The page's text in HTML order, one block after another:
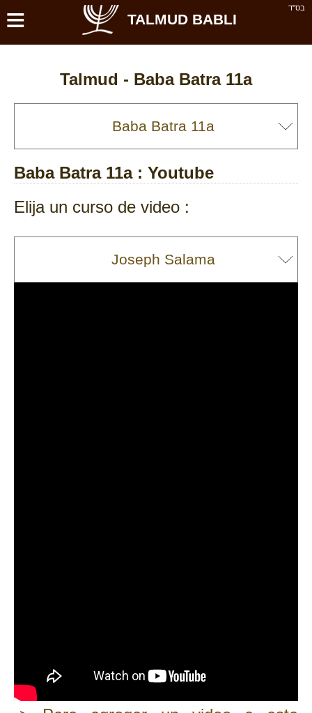
בס''ד ≡ TALMUD BABLI
Talmud - Baba Batra 11a
Baba Batra 11a: Youtube
Elija un curso de video :